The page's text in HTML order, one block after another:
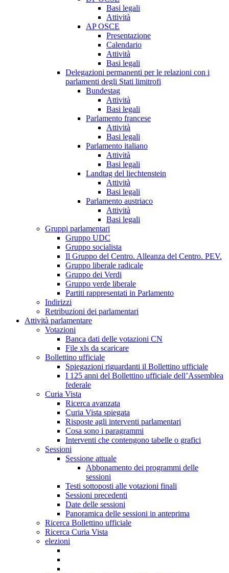
Basi legali
Attività
AP OSCE
Presentazione
Calendario
Attività
Basi legali
Delegazioni permanenti per le relazioni con i
parlamenti degli Stati limitrofi
Bundestag
Attività
Basi legali
Parlamento francese
Attività
Basi legali
Parlamento italiano
Attività
Basi legali
Landtag del liechtenstein
Attività
Basi legali
Parlamento austriaco
Attività
Basi legali
Gruppi parlamentari
Gruppo UDC
Gruppo socialista
Il Gruppo del Centro. Alleanza del Centro. PEV.
Gruppo liberale radicale
Gruppo dei Verdi
Gruppo verde liberale
Partiti rappresentati in Parlamento
Indirizzi
Retribuzioni dei parlamentari
Attività parlamentare
Votazioni
Banca dati delle votazioni CN
File xls da scaricare
Bollettino ufficiale
Spiegazioni riguardanti il Bollettino ufficiale
I 125 anni del Bollettino ufficiale dell’Assemblea
federale
Curia Vista
Ricerca avanzata
Curia Vista spiegata
Risposte agli interventi parlamentari
Cosa sono i paragrammi
Interventi che contengono tabelle o grafici
Sessioni
Sessione attuale
Abbonamento dei programmi delle
sessioni
Testi sottoposti alle votazioni finali
Sessioni precedenti
Date delle sessioni
Panoramica delle sessioni in anteprima
Ricerca Bollettino ufficiale
Ricerca Curia Vista
elezioni